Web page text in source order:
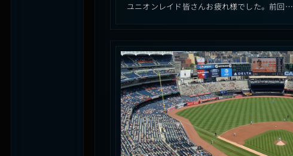
ユニオンレイド皆さんお疲れ様でした。前回…